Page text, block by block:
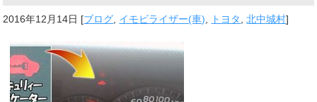
2016年12月14日 [ブログ イモビライザー(車) トヨタ ,北中城村]